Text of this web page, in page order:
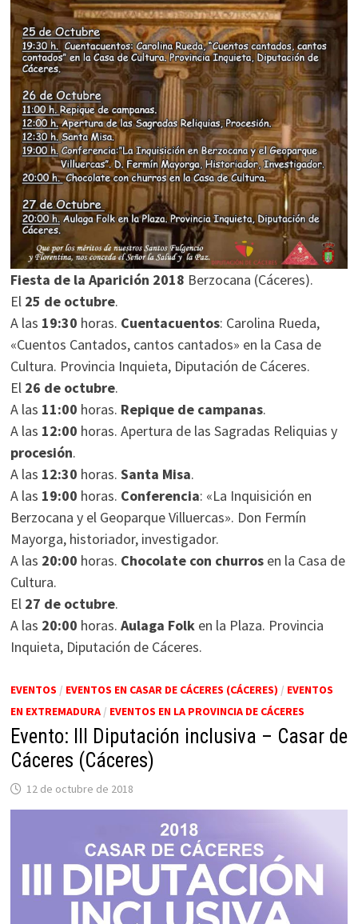
Fiesta de la Aparición 2018 Berzocana (Cáceres).
El 25 de octubre.
A las 19:30 horas. Cuentacuentos: Carolina Rueda,
«Cuentos Cantados, cantos cantados» en la Casa de
Cultura. Provincia Inquieta, Diputación de Cáceres.
El 26 de octubre.
A las 11:00 horas. Repique de campanas.
A las 12:00 horas. Apertura de las Sagradas Reliquias y
procesión.
A las 12:30 horas. Santa Misa.
A las 19:00 horas. Conferencia: «La Inquisición en
Berzocana y el Geoparque Villuercas». Don Fermín
Mayorga, historiador, investigador.
A las 20:00 horas. Chocolate con churrosen la Casa de
Cultura.
El 27 de octubre.
A las 20:00 horas. Aulaga Folken la Plaza. Provincia
Inquieta, Diputación de Cáceres.
EVENTOS / EVENTOS EN CASAR DE CÁCERES (CÁCERES) / EVENTOS
EN EXTREMADURA/ EVENTOS EN LA PROVINCIA DE CÁCERES
Evento: III Diputación inclusiva – Casar de
Cáceres (Cáceres)
12 de octubre de 2018